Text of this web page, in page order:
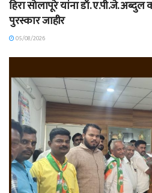
हिरा सोलापूरे यांना डॉ. ए.पी.जे.
पुरस्कार जाहीर
05/08/2026